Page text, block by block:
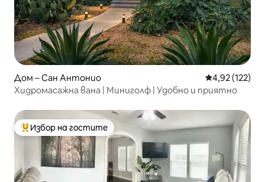
Дом – Сан Антонио Средна
4,92 (122)
Хидромасажна вана | Миниголф | Удобно и приятно
Най-популярен избор на гостите
Избор на гостите